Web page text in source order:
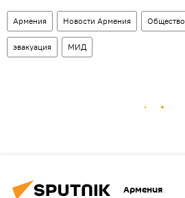
Армения Новости Армения Общество
эвакуация МИД
Армения